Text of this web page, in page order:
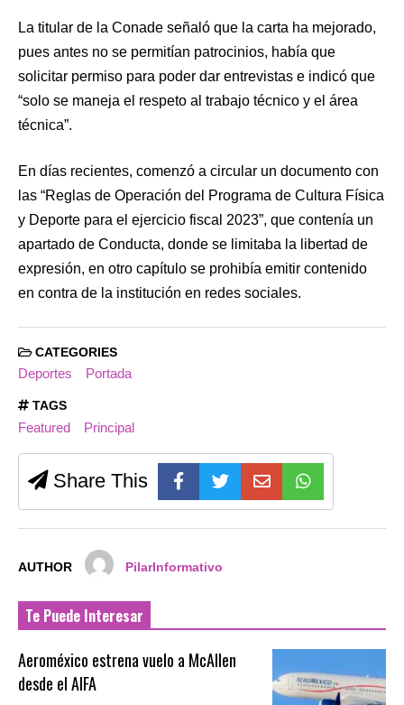
La titular de la Conade señaló que la carta ha mejorado,
pues antes no se permitían patrocinios, había que
solicitar permiso para poder dar entrevistas e indicó que
“solo se maneja el respeto al trabajo técnico y el área
técnica”.
En días recientes, comenzó a circular un documento con
las “Reglas de Operación del Programa de Cultura Física
y Deporte para el ejercicio fiscal 2023”, que contenía un
apartado de Conducta, donde se limitaba la libertad de
expresión, en otro capítulo se prohibía emitir contenido
en contra de la institución en redes sociales.
CATEGORIES
Deportes Portada
TAGS
Featured Principal
Share This
AUTHOR PilarInformativo
Te Puede Interesar
Aeroméxico estrena vuelo a McAllen
desde el AIFA